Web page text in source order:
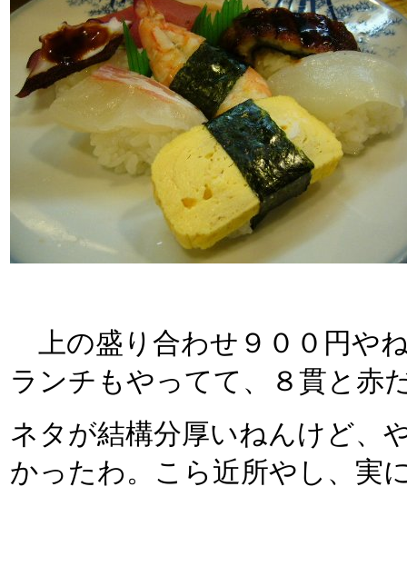
上の盛り合わせ９００円や
ランチもやってて、８貫と赤
ネタが結構分厚いねんけど、
かったわ。こら近所やし、実